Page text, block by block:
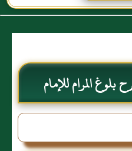
المرام للإمام